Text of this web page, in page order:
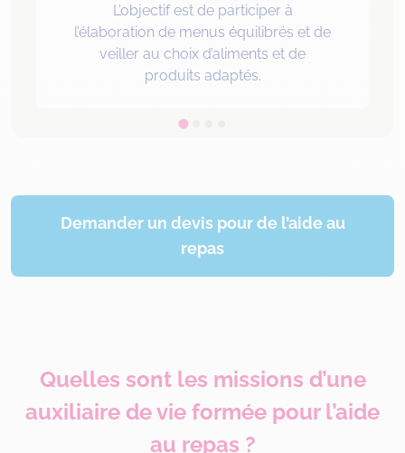
L’objectif est de participer à
l’élaboration de menus équilibrés et de
veiller au choix d’aliments et de
produits adaptés.
Demander un devis pour de l’aide au
repas
Quelles sont les missions d’une
auxiliaire de vie formée pour l’aide
au repas ?